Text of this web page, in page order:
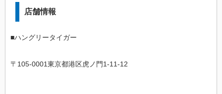
店舗情報
■ハングリータイガー
〒105-0001東京都港区虎ノ門1-11-12